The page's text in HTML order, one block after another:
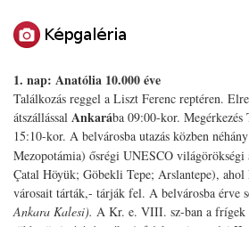
1. nap: Anatólia 10.000 éve
Találkozás reggel a Liszt Ferenc reptéren.
átszállással Ankarába 09:00-kor. Megérkezés
15:10-kor. A belvárosba utazás közben
Mezopotámia) ősrégi UNESCO világörökségi
Çatal Höyük; Göbekli Tepe; Arslantepe),
városait tárták,- tárják fel. A belvárosba érve
Ankara Kalesi). A Kr. e. VIII. sz-ban a frígek